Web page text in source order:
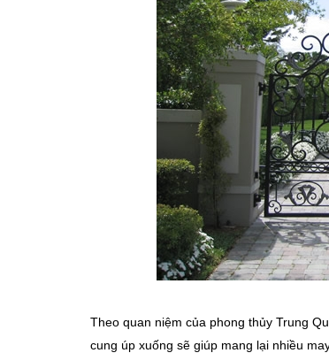
Theo quan niệm của phong thủy Trung
cung úp xuống sẽ giúp mang lại nhiều